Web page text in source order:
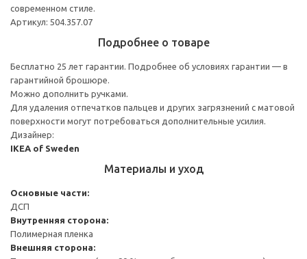
современном стиле.
Артикул: 504.357.07
Подробнее о товаре
Бесплатно 25 лет гарантии. Подробнее об условиях гарантии — в
гарантийной брошюре.
Можно дополнить ручками.
Для удаления отпечатков пальцев и других загрязнений с матовой
поверхности могут потребоваться дополнительные усилия.
Дизайнер:
IKEA of Sweden
Материалы и уход
Основные части:
ДСП
Внутренняя сторона:
Полимерная пленка
Внешняя сторона: